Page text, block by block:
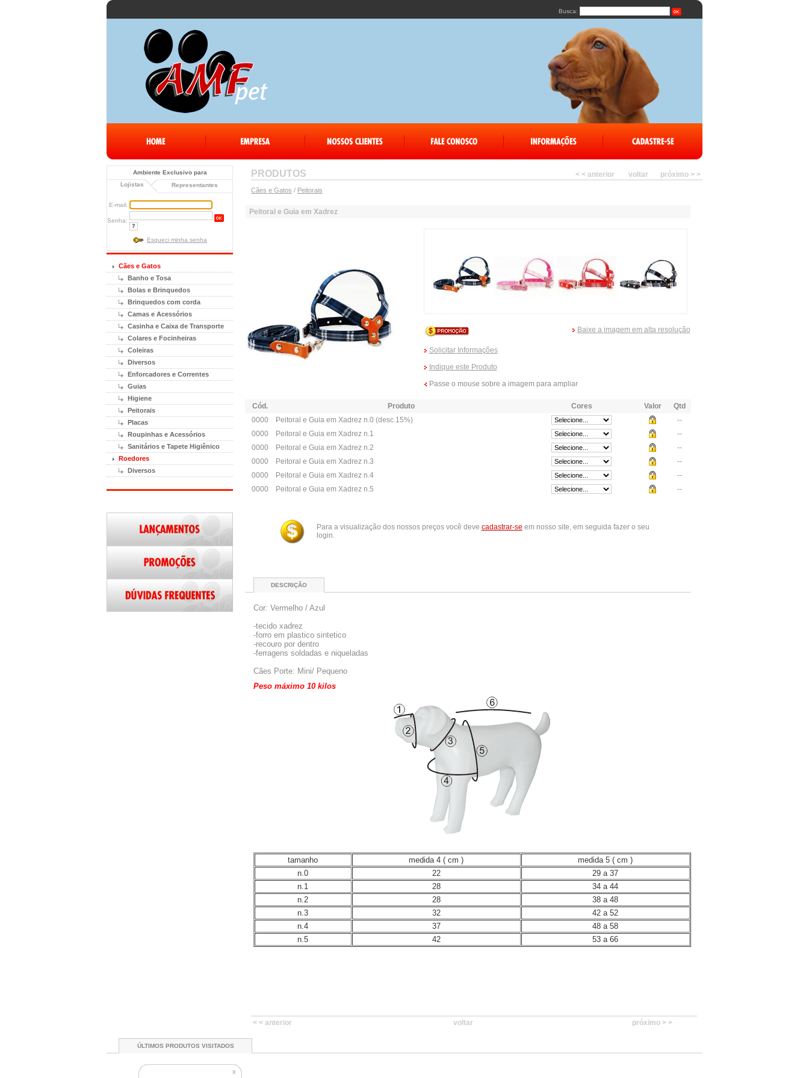
Busca:
Ambiente Exclusivo para
Lojistas
Representantes
E-mail:
Senha:
Esqueci minha senha
Cães e Gatos
Banho e Tosa
Bolas e Brinquedos
Brinquedos com corda
Camas e Acessórios
Casinha e Caixa de Transporte
Colares e Focinheiras
Coleiras
Diversos
Enforcadores e Correntes
Guias
Higiene
Peitorais
Placas
Roupinhas e Acessórios
Sanitários e Tapete Higiênico
Roedores
Diversos
PRODUTOS < < anterior voltar próximo > >
Cães e Gatos / Peitorais
Peitoral e Guia em Xadrez
Baixe a imagem em alta resolução
Solicitar Informações
Indique este Produto
Passe o mouse sobre a imagem para ampliar
Cód. Produto Cores Valor
Qtd
0000
Peitoral e Guia em Xadrez n.0 (desc.15%)
--
0000
Peitoral e Guia em Xadrez n.1
--
0000
Peitoral e Guia em Xadrez n.2
--
0000
Peitoral e Guia em Xadrez n.3
--
0000
Peitoral e Guia em Xadrez n.4
--
0000
Peitoral e Guia em Xadrez n.5 --
Para a visualização dos nossos preços você deve cadastrar-se em nosso site, em seguida fazer o seu
login.
DESCRIÇÃO
Cor: Vermelho / Azul
-tecido xadrez
-forro em plastico sintetico
-recouro por dentro
-ferragens soldadas e niqueladas
Cães Porte: Mini/ Pequeno
Peso máximo 10 kilos
tamanho medida 4 ( cm )
medida 5 ( cm )
n.0
22
29 a 37
n.1
28
34 a 44
n.2
28
38 a 48
n.3
32
42 a 52
n.4
37
48 a 58
n.5
42 53 a 66
< < anterior voltar próximo > >
ÚLTIMOS PRODUTOS VISITADOS